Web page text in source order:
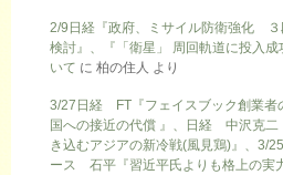
2/9日経『政府、ミサイル防衛強化 ３
検討』、『「衛星」 周回軌道に投入成
いて に 柏の住人 より
3/27日経 FT『フェイスブック創業
国への接近の代償 』、日経 中沢克二
き込むアジアの新冷戦(風見鶏)』、3/
ース 石平『習近平氏よりも格上の実